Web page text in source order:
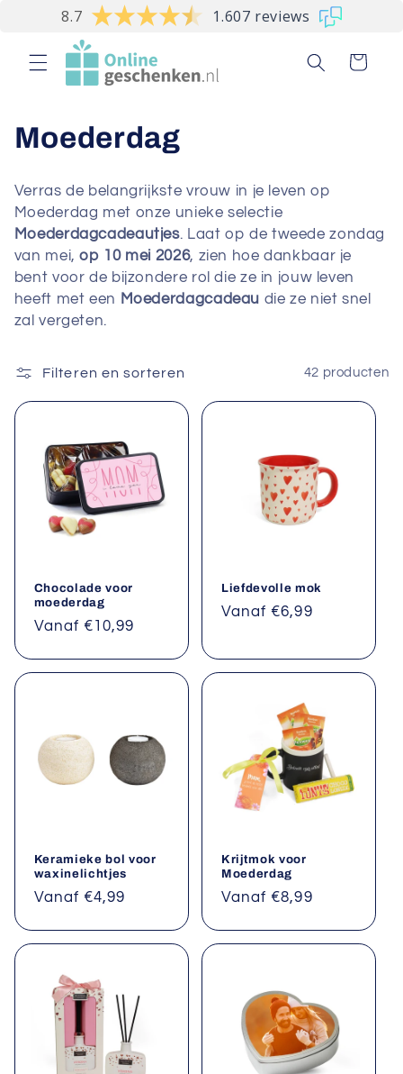
naar de
content
8.7 1.607 reviews
Winkelwagen
C
l
l
e
c
t
i
Moederdag
Verras de belangrijkste vrouw in je leven op
Moederdag met onze unieke selectie
Moederdagcadeautjes. Laat op de tweede zondag
van mei,op 10 mei 2026, zien hoe dankbaar je
bent voor de bijzondere rol die ze in jouw leven
heeft met een Moederdagcadeau die ze niet snel
zal vergeten.
Filteren en sorteren 42 producten
Chocolade voor
moederdag
Normale
Vanaf €10,99
Liefdevolle mok
Normale
Vanaf €6,99
Keramieke bol voor
waxinelichtjes
Normale
Vanaf €4,99
Krijtmok voor
Moederdag
Normale
Vanaf €8,99